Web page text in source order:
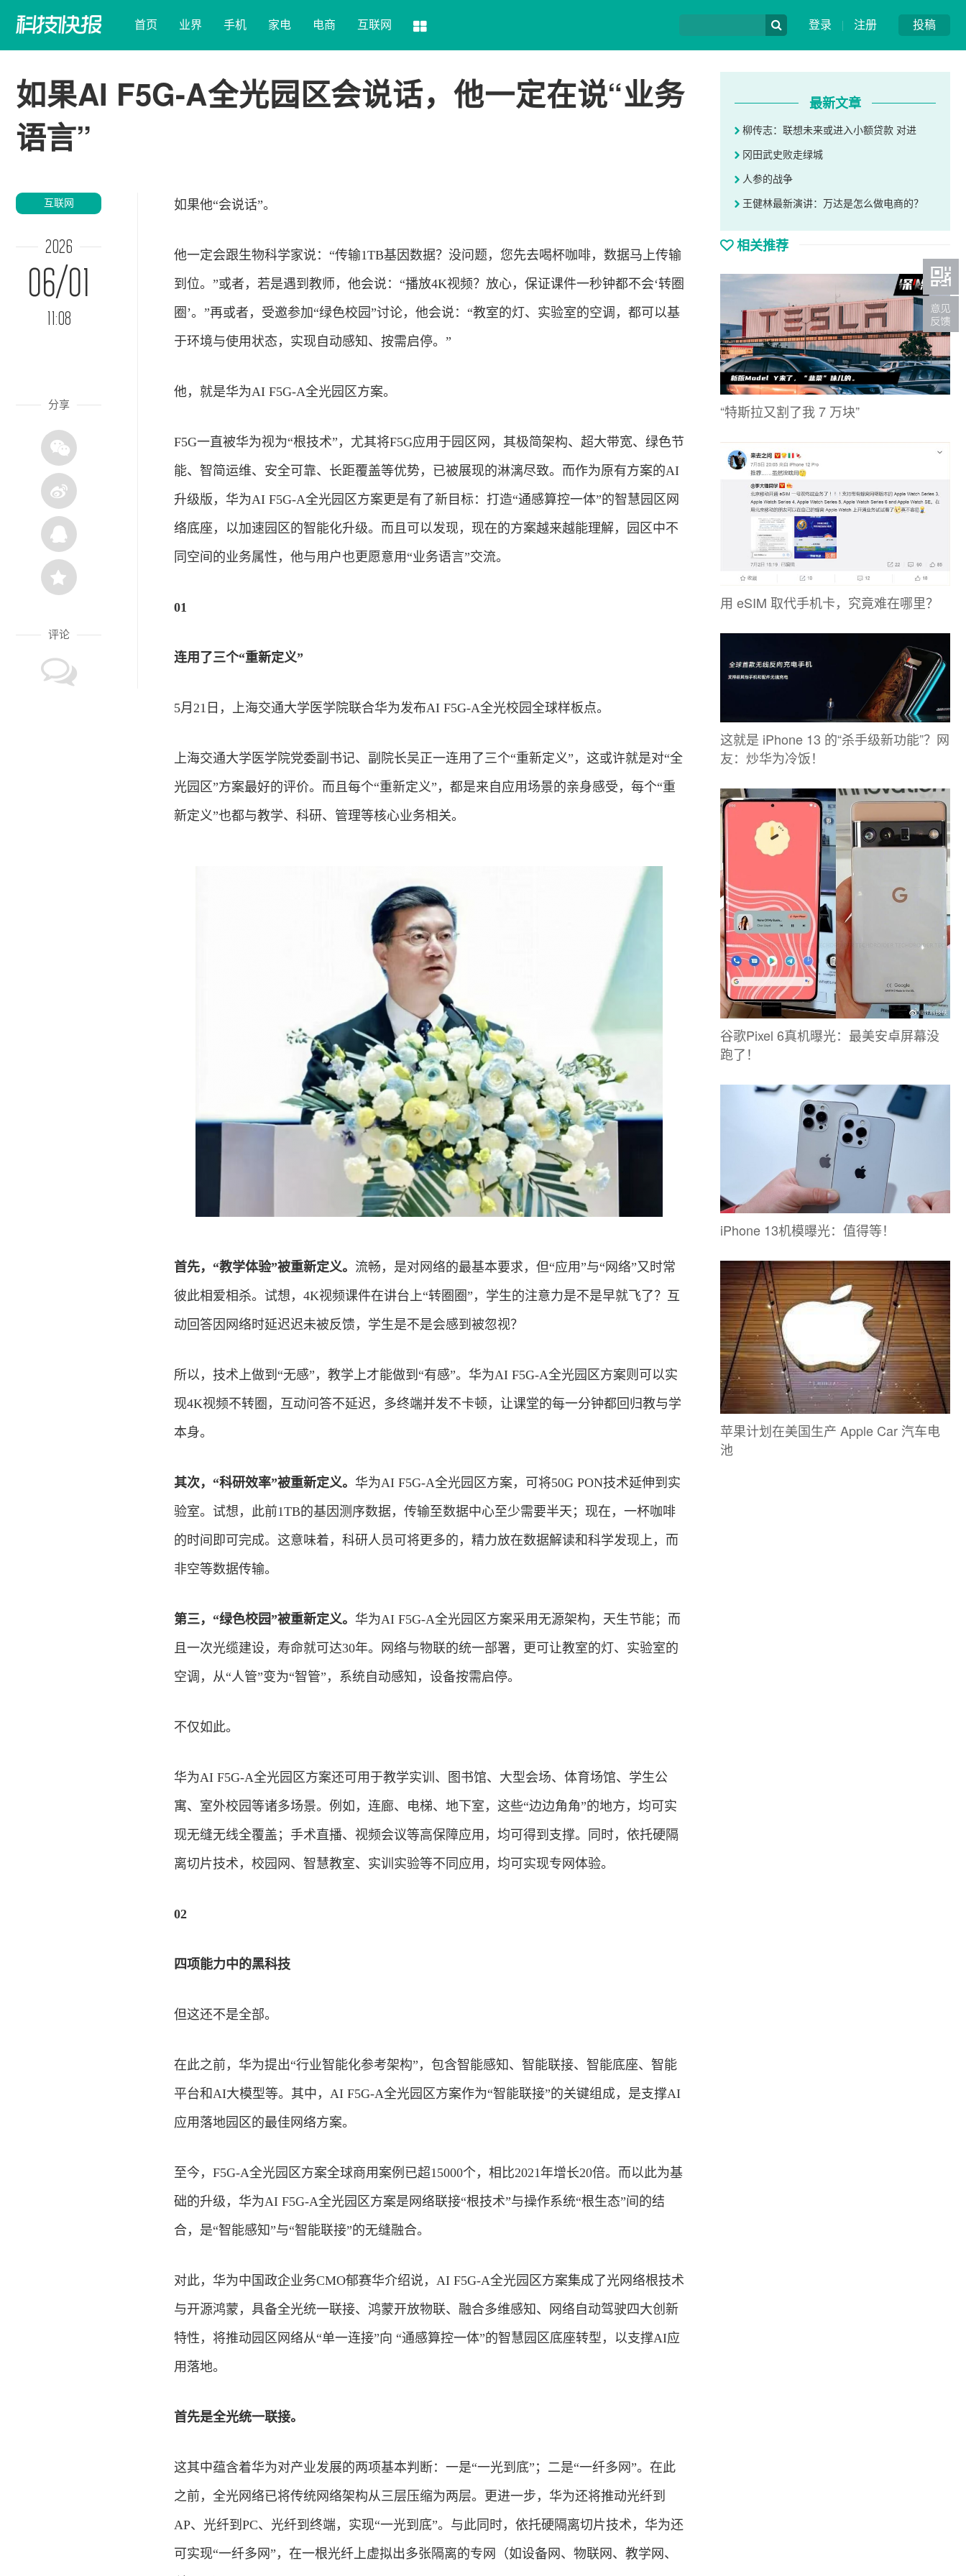
投稿
登录 | 注册
首页 业界 手机 家电 电商 互联网
如果AI F5G-A全光园区会说话，他一定在说“业务
语言”
互联网
2026
06/01
11:08
分享
评论
如果他“会说话”。
他一定会跟生物科学家说：“传输1TB基因数据？没问题，您先去喝杯咖啡，数据马上传输
到位。”或者，若是遇到教师，他会说：“播放4K视频？放心，保证课件一秒钟都不会‘转圈
圈’。”再或者，受邀参加“绿色校园”讨论，他会说：“教室的灯、实验室的空调，都可以基
于环境与使用状态，实现自动感知、按需启停。”
他，就是华为AI F5G-A全光园区方案。
F5G一直被华为视为“根技术”，尤其将F5G应用于园区网，其极简架构、超大带宽、绿色节
能、智简运维、安全可靠、长距覆盖等优势，已被展现的淋漓尽致。而作为原有方案的AI
升级版，华为AI F5G-A全光园区方案更是有了新目标：打造“通感算控一体”的智慧园区网
络底座，以加速园区的智能化升级。而且可以发现，现在的方案越来越能理解，园区中不
同空间的业务属性，他与用户也更愿意用“业务语言”交流。
01
连用了三个“重新定义”
5月21日，上海交通大学医学院联合华为发布AI F5G-A全光校园全球样板点。
上海交通大学医学院党委副书记、副院长吴正一连用了三个“重新定义”，这或许就是对“全
光园区”方案最好的评价。而且每个“重新定义”，都是来自应用场景的亲身感受，每个“重
新定义”也都与教学、科研、管理等核心业务相关。
首先，“教学体验”被重新定义。 流畅，是对网络的最基本要求，但“应用”与“网络”又时常
彼此相爱相杀。试想，4K视频课件在讲台上“转圈圈”，学生的注意力是不是早就飞了？互
动回答因网络时延迟迟未被反馈，学生是不是会感到被忽视？
所以，技术上做到“无感”，教学上才能做到“有感”。华为AI F5G-A全光园区方案则可以实
现4K视频不转圈，互动问答不延迟，多终端并发不卡顿，让课堂的每一分钟都回归教与学
本身。
其次，“科研效率”被重新定义。 华为AI F5G-A全光园区方案，可将50G PON技术延伸到实
验室。试想，此前1TB的基因测序数据，传输至数据中心至少需要半天；现在，一杯咖啡
的时间即可完成。这意味着，科研人员可将更多的，精力放在数据解读和科学发现上，而
非空等数据传输。
第三，“绿色校园”被重新定义。 华为AI F5G-A全光园区方案采用无源架构，天生节能；而
且一次光缆建设，寿命就可达30年。网络与物联的统一部署，更可让教室的灯、实验室的
空调，从“人管”变为“智管”，系统自动感知，设备按需启停。
不仅如此。
华为AI F5G-A全光园区方案还可用于教学实训、图书馆、大型会场、体育场馆、学生公
寓、室外校园等诸多场景。例如，连廊、电梯、地下室，这些“边边角角”的地方，均可实
现无缝无线全覆盖；手术直播、视频会议等高保障应用，均可得到支撑。同时，依托硬隔
离切片技术，校园网、智慧教室、实训实验等不同应用，均可实现专网体验。
02
四项能力中的黑科技
但这还不是全部。
在此之前，华为提出“行业智能化参考架构”，包含智能感知、智能联接、智能底座、智能
平台和AI大模型等。其中，AI F5G-A全光园区方案作为“智能联接”的关键组成，是支撑AI
应用落地园区的最佳网络方案。
至今，F5G-A全光园区方案全球商用案例已超15000个，相比2021年增长20倍。而以此为基
础的升级，华为AI F5G-A全光园区方案是网络联接“根技术”与操作系统“根生态”间的结
合，是“智能感知”与“智能联接”的无缝融合。
对此，华为中国政企业务CMO郁赛华介绍说，AI F5G-A全光园区方案集成了光网络根技术
与开源鸿蒙，具备全光统一联接、鸿蒙开放物联、融合多维感知、网络自动驾驶四大创新
特性，将推动园区网络从“单一连接”向 “通感算控一体”的智慧园区底座转型，以支撑AI应
用落地。
首先是全光统一联接。
这其中蕴含着华为对产业发展的两项基本判断：一是“一光到底”；二是“一纤多网”。在此
之前，全光网络已将传统网络架构从三层压缩为两层。更进一步，华为还将推动光纤到
AP、光纤到PC、光纤到终端，实现“一光到底”。与此同时，依托硬隔离切片技术，华为还
可实现“一纤多网”，在一根光纤上虚拟出多张隔离的专网（如设备网、物联网、教学网、
最新文章
柳传志：联想未来或进入小额贷款 对进
冈田武史败走绿城
人参的战争
王健林最新演讲：万达是怎么做电商的？
相关推荐
“特斯拉又割了我 7 万块”
用 eSIM 取代手机卡，究竟难在哪里？
这就是 iPhone 13 的“杀手级新功能”？网
友：炒华为冷饭！
谷歌Pixel 6真机曝光：最美安卓屏幕没
跑了！
iPhone 13机模曝光：值得等！
苹果计划在美国生产 Apple Car 汽车电
池